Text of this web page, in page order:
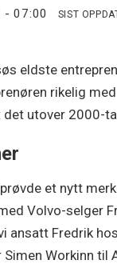
- 07:00 SIST
eldste
rikelig
utover 2000-
et nytt
Volvo-selger
ansatt Fredrik
Workinn til